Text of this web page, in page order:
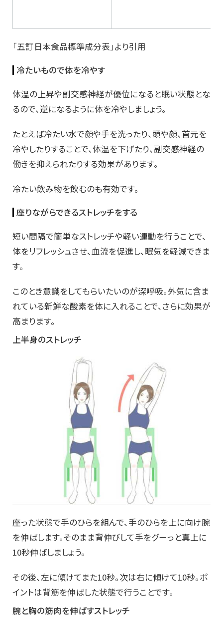
「五訂日本食品標準成分表」より引用
冷たいもので体を冷やす
体温の上昇や副交感神経が優位になると眠い状態とな
るので、逆になるように体を冷やしましょう。
たとえば冷たい水で顔や手を洗ったり、頭や顔、首元を
冷やしたりすることで、体温を下げたり、副交感神経の
働きを抑えられたりする効果があります。
冷たい飲み物を飲むのも有効です。
座りながらできるストレッチをする
短い間隔で簡単なストレッチや軽い運動を行うことで、
体をリフレッシュさせ、血流を促進し、眠気を軽減できま
す。
このとき意識をしてもらいたいのが深呼吸。外気に含ま
れている新鮮な酸素を体に入れることで、さらに効果が
高まります。
上半身のストレッチ
座った状態で手のひらを組んで、手のひらを上に向け腕
を伸ばします。そのまま背伸びして手をグーっと真上に
10秒伸ばしましょう。
その後、左に傾けてまた10秒。次は右に傾けて10秒。ポ
イントは背筋を伸ばした状態で行うことです。
腕と胸の筋肉を伸ばすストレッチ